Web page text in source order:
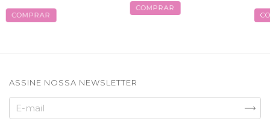
COMPRAR
COMPRAR
ASSINE NOSSA NEWSLETTER